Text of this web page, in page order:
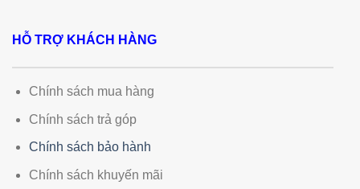
HỖ TRỢ KHÁCH HÀNG
Chính sách mua hàng
Chính sách trả góp
Chính sách bảo hành
Chính sách khuyến mãi